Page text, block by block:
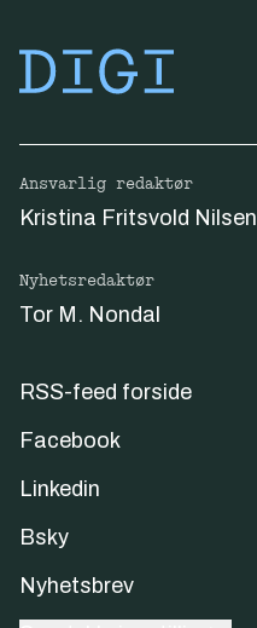
Ansvarlig redaktør
Kristina Fritsvold Nilsen
Nyhetsredaktør
Tor M. Nondal
RSS-feed forside
Facebook
Linkedin
Bsky
Nyhetsbrev